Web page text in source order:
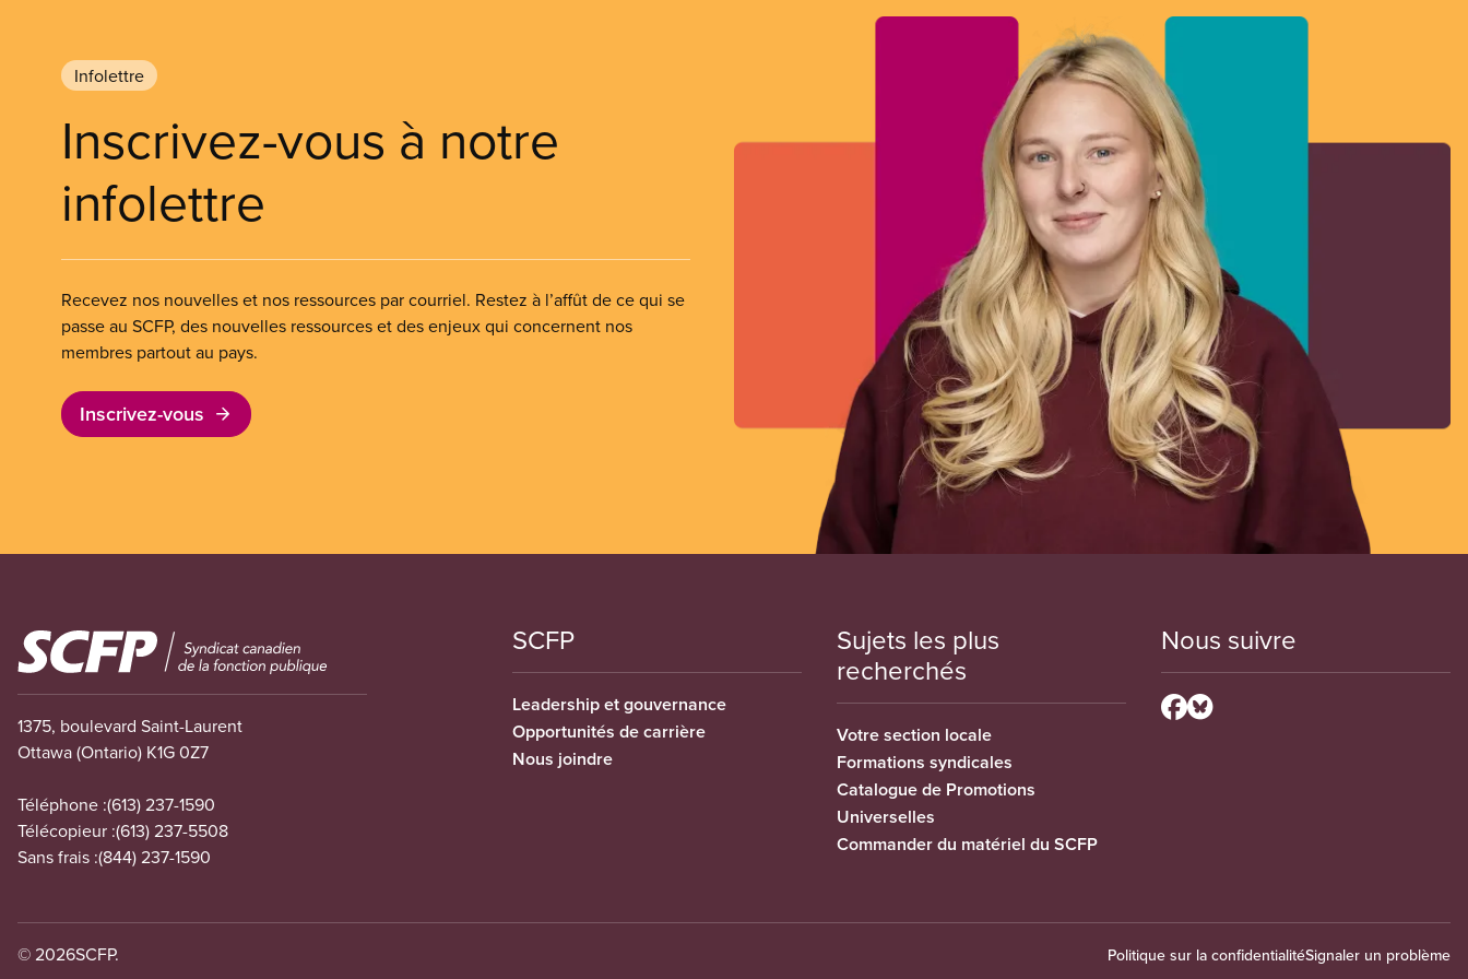
Infolettre
Inscrivez-vous à notre
infolettre
Recevez nos nouvelles et nos ressources par courriel. Restez à l’affût de ce qui se
passe au SCFP, des nouvelles ressources et des enjeux qui concernent nos
membres partout au pays.
Inscrivez-vous
Image
1375, boulevard Saint-Laurent
Ottawa (Ontario) K1G 0Z7
Téléphone :(613) 237-1590
Télécopieur :(613) 237-5508
Sans frais :(844) 237-1590
SCFP
Leadership et gouvernance
Opportunités de carrière
Nous joindre
Sujets les plus
recherchés
Votre section locale
Formations syndicales
Catalogue de Promotions
Universelles
Commander du matériel du SCFP
Nous suivre
© 2026SCFP. Politique sur la confidentialitéSignaler un problème